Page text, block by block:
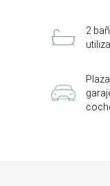
2